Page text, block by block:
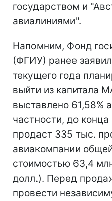
государством и
авиалиниями".
Напомним, Фонд
(ФГИУ) ранее
текущего года
выйти из капитала
выставлено 61,58%
частности, до
продаст 335 тыс.
авиакомпании
стоимостью 63,4
долл.). Перед
провести